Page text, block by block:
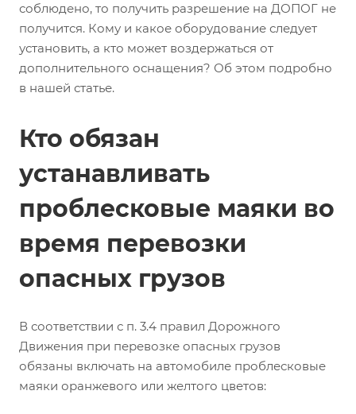
соблюдено, то получить разрешение на ДОПОГ не
получится. Кому и какое оборудование следует
установить, а кто может воздержаться от
дополнительного оснащения? Об этом подробно
в нашей статье.
Кто обязан
устанавливать
проблесковые маяки во
время перевозки
опасных грузов
В соответствии с п. 3.4 правил Дорожного
Движения при перевозке опасных грузов
обязаны включать на автомобиле проблесковые
маяки оранжевого или желтого цветов: